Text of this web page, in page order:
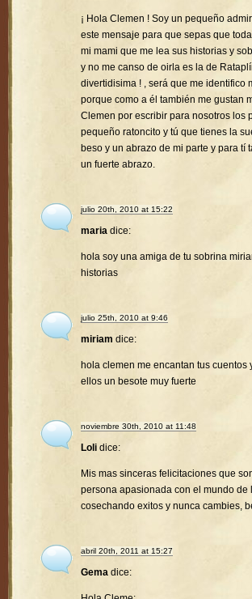
¡ Hola Clemen ! Soy un pequeño
este mensaje para que sepas que
mi mami que me lea sus historias y
y no me canso de oirla es la de
divertidisima ! , será que me identifico
porque como a él también me gustan
Clemen por escribir para nosotros los
pequeño ratoncito y tú que tienes la
beso y un abrazo de mi parte y para tí
un fuerte abrazo.
julio 20th, 2010 at 15:22
maria dice:
hola soy una amiga de tu sobrina
historias
julio 25th, 2010 at 9:46
miriam dice:
hola clemen me encantan tus cuentos
ellos un besote muy fuerte
noviembre 30th, 2010 at 11:48
Loli dice:
Mis mas sinceras felicitaciones que
persona apasionada con el mundo de
cosechando exitos y nunca cambies,
abril 20th, 2011 at 15:27
Gema dice: